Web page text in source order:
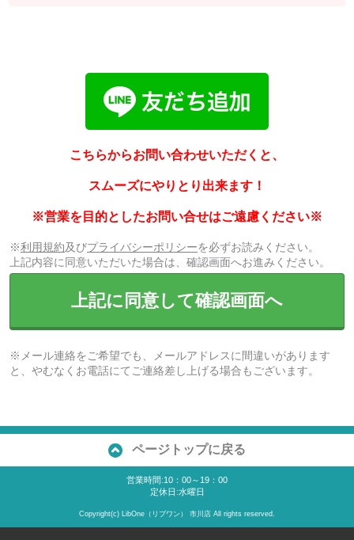
こちらからお問い合わせいただくと、
スムーズにやりとり出来ます！
※営業を目的としたお問い合せはご遠慮ください※
※利用規約及びプライバシーポリシーを必ずお読みください。
上記内容に同意いただいた場合は、確認画面へお進みください。
上記に同意して確認画面へ
※メール連絡をご希望でも、メールアドレスに間違いがあります
と、やむなくお電話にてご連絡差し上げる場合もございます。
ページトップに戻る
営業時間:10：00～19：00
定休日:水曜日
Copyright(c) LibOne（リブワン） 市川店 All rights reserved.